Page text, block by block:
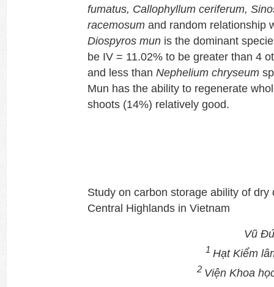
fumatus, Callophyllum ceriferum,
racemosum and random relationship
Diospyros mun is the dominant
be IV = 11.02% to be greater than 4
and less than Nephelium chryseum
Mun has the ability to regenerate
shoots (14%) relatively good.
Study on carbon storage ability of dry
Central Highlands in Vietnam
Vũ
1 Hạt Kiểm
2 Viện Khoa